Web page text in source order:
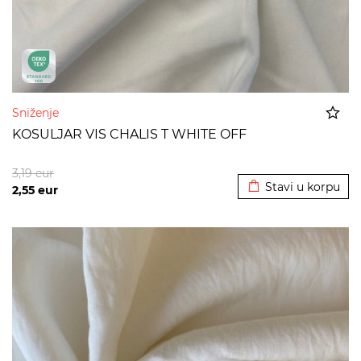
Sniženje
KOSULJAR VIS CHALIS T WHITE OFF
2,55 eur
3,19eur
Stavi u korpu